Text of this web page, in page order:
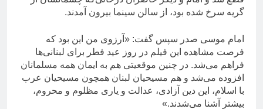
گریه سرخ شده بود، از سالن سینما بیرون آمدند.
امام موسی صدر سپس گفت: «آرزوی من این بود که
فرصت مشاهده این فیلم در روز عید فطر برای لبنانی‌ها
فراهم می‌شد. در چنین موقعیتی هم به ایمان همه مسلمانان
افزوده می‌شد و هم مسیحیان لبنان همچون مسیحیان عرب
با اسلام، این دین آزادی، عدالت و یاری مظلوم و محروم،
بیشتر آشنا می‌شدند.»